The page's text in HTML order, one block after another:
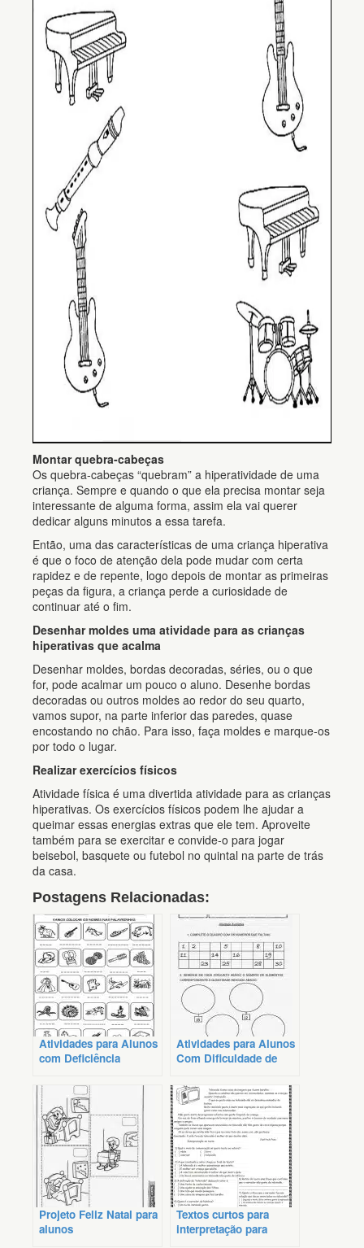
Montar quebra-cabeças
Os quebra-cabeças “quebram” a hiperatividade de uma
criança. Sempre e quando o que ela precisa montar seja
interessante de alguma forma, assim ela vai querer
dedicar alguns minutos a essa tarefa.
Então, uma das características de uma criança hiperativa
é que o foco de atenção dela pode mudar com certa
rapidez e de repente, logo depois de montar as primeiras
peças da figura, a criança perde a curiosidade de
continuar até o fim.
Desenhar moldes uma atividade para as crianças
hiperativas que acalma
Desenhar moldes, bordas decoradas, séries, ou o que
for, pode acalmar um pouco o aluno. Desenhe bordas
decoradas ou outros moldes ao redor do seu quarto,
vamos supor, na parte inferior das paredes, quase
encostando no chão. Para isso, faça moldes e marque-os
por todo o lugar.
Realizar exercícios físicos
Atividade física é uma divertida atividade para as crianças
hiperativas. Os exercícios físicos podem lhe ajudar a
queimar essas energias extras que ele tem. Aproveite
também para se exercitar e convide-o para jogar
beisebol, basquete ou futebol no quintal na parte de trás
da casa.
Postagens Relacionadas:
Atividades para Alunos
com Deficiência
Imprimir
Atividades para Alunos
Com Dificuldade de
Projeto Feliz Natal para
alunos
Textos curtos para
interpretação para